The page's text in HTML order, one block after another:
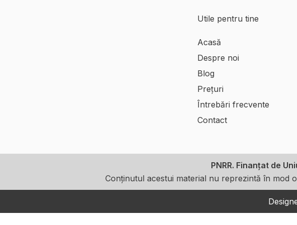
Utile pentru tine
Acasă
Despre noi
Blog
Prețuri
Întrebări frecvente
Contact
PNRR. Finanțat de
Conținutul acestui material nu reprezintă în mod